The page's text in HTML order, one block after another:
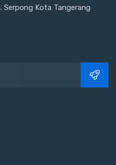
Serpong Kota Tangerang